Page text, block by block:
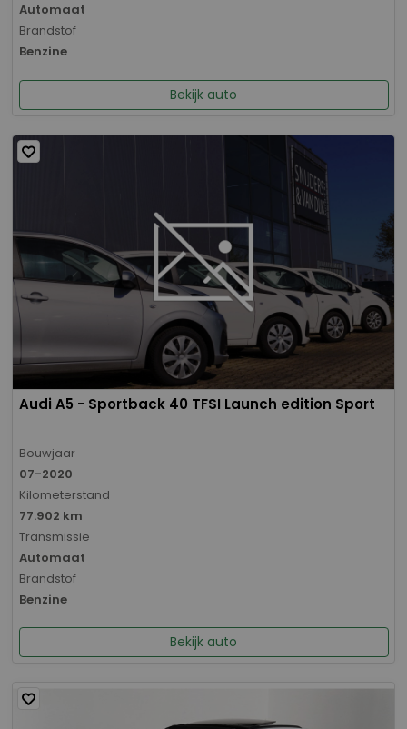
Automaat
Brandstof
Benzine
Bekijk auto
Audi A5 - Sportback 40 TFSI Launch edition Sport
Bouwjaar
07-2020
Kilometerstand
77.902 km
Transmissie
Automaat
Brandstof
Benzine
Bekijk auto